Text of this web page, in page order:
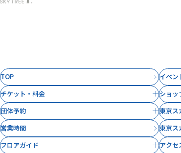
TOP
チケット・料金
団体予約
営業時間
フロアガイド
イベン
ショッ
東京ス
東京ス
アクセ